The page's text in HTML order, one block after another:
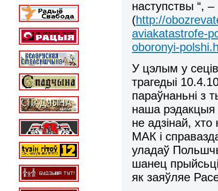
наступствы “,
(http://
aviakatastrofe-
oboronyi-
У цэлым у
трагедыі
параўнаньні з
наша
не адзінай, хто
МАК і
уладаў
шанец
як заяўляе